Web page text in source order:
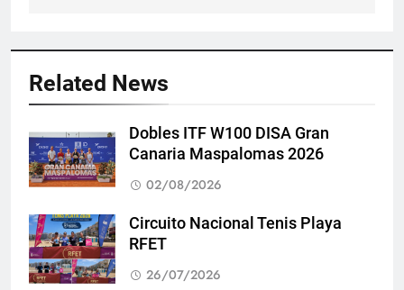
Related News
Dobles ITF W100 DISA Gran
Canaria Maspalomas 2026
02/08/2026
Circuito Nacional Tenis Playa
RFET
26/07/2026